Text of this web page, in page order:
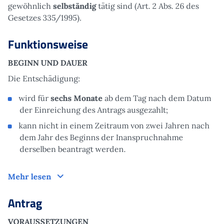
gewöhnlich selbständigtätig sind (Art. 2 Abs. 26 des
Gesetzes 335/1995).
Funktionsweise
BEGINN UND DAUER
Die Entschädigung:
wird für sechs Monate ab dem Tag nach dem Datum
der Einreichung des Antrags ausgezahlt;
kann nicht in einem Zeitraum von zwei Jahren nach
dem Jahr des Beginns der Inanspruchnahme
derselben beantragt werden.
Mehr lesen Funktionsweise
Antrag
VORAUSSETZUNGEN